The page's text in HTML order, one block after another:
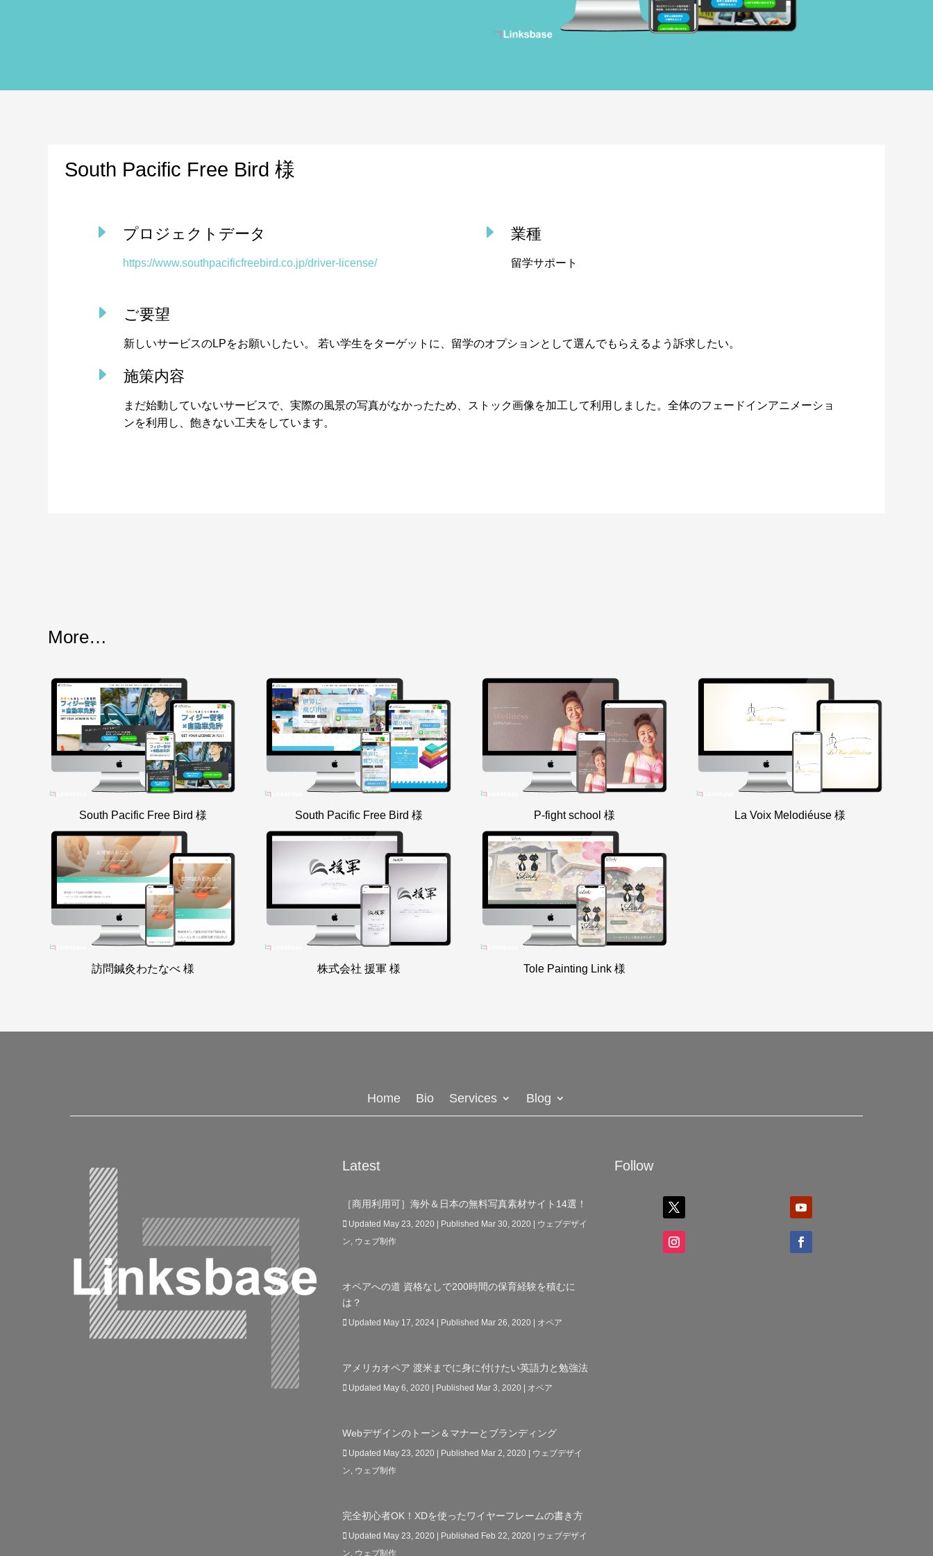
South Pacific Free Bird 様
E プロジェクトデータ
https://www.southpacificfreebird.co.jp/driver-license/
E 業種
留学サポート
E ご要望
新しいサービスのLPをお願いしたい。 若い学生をターゲットに、留学のオプションとして選んでもらえるよう訴求したい。
E 施策内容
まだ始動していないサービスで、実際の風景の写真がなかったため、ストック画像を加工して利用しました。全体のフェードインアニメーショ
ンを利用し、飽きない工夫をしています。
More…
South Pacific Free Bird 様 South Pacific Free Bird 様 P-fight school 様 La Voix Melodiéuse 様
訪問鍼灸わたなべ 様 株式会社 援軍 様 Tole Painting Link 様
Home Bio Services Blog
Latest
［商用利用可］海外＆日本の無料写真素材サイト14選！
Updated May 23, 2020 | Published Mar 30, 2020
ウェブデザイ
ン, ウェブ制作
オペアへの道 資格なしで200時間の保育経験を積むに
は？
Updated May 17, 2024 | Published Mar 26, 2020 オペア
アメリカオペア 渡米までに身に付けたい英語力と勉強法
Updated May 6, 2020 | Published Mar 3, 2020 オペア
Webデザインのトーン＆マナーとブランディング
Updated May 23, 2020 | Published Mar 2, 2020
ウェブデザイ
ン, ウェブ制作
完全初心者OK！XDを使ったワイヤーフレームの書き方
Updated May 23, 2020 | Published Feb 22, 2020
ウェブデザイ
ン, ウェブ制作
Follow